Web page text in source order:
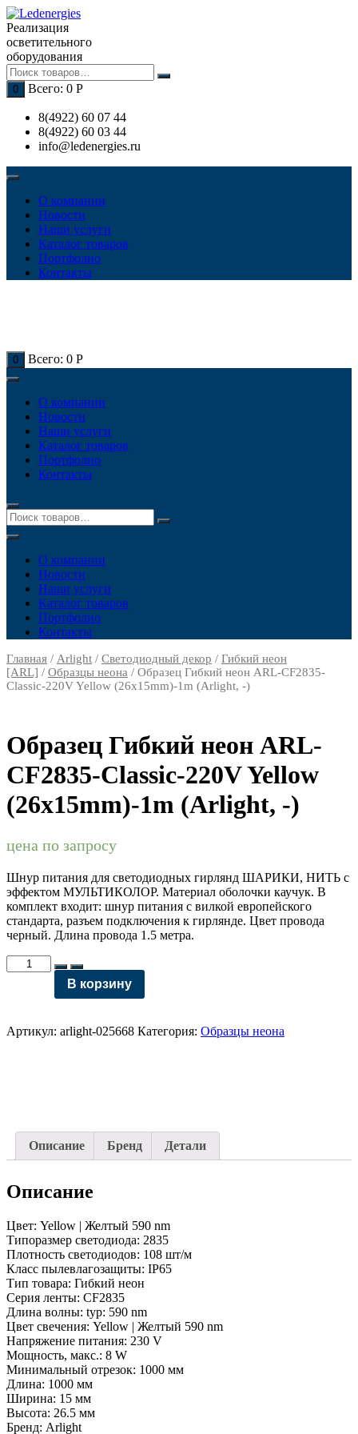
Перейти
к
содержимому
Реализация
осветительного
оборудования
0 Всего: 0 Р
8(4922) 60 07 44
8(4922) 60 03 44
info@ledenergies.ru
О компании
Новости
Наши услуги
Каталог товаров
Портфолио
Контакты
0 Всего: 0 Р
О компании
Новости
Наши услуги
Каталог товаров
Портфолио
Контакты
О компании
Новости
Наши услуги
Каталог товаров
Портфолио
Контакты
Главная / Arlight / Светодиодный декор / Гибкий неон
[ARL] / Образцы неона / Образец Гибкий неон ARL-CF2835-
Classic-220V Yellow (26x15mm)-1m (Arlight, -)
Образец Гибкий неон ARL-
CF2835-Classic-220V Yellow
(26x15mm)-1m (Arlight, -)
цена по запросу
Шнур питания для светодиодных гирлянд ШАРИКИ, НИТЬ c
эффектом МУЛЬТИКОЛОР. Материал оболочки каучук. В
комплект входит: шнур питания с вилкой европейского
стандарта, разъем подключения к гирлянде. Цвет провода
черный. Длина провода 1.5 метра.
Количество
товара
ARL-
В корзину
Артикул: arlight-025668 Категория: Образцы неона
Описание Бренд Детали
Описание
Цвет: Yellow | Желтый 590 nm
Типоразмер светодиода: 2835
Плотность светодиодов: 108 шт/м
Класс пылевлагозащиты: IP65
Тип товара: Гибкий неон
Серия ленты: CF2835
Длина волны: typ: 590 nm
Цвет свечения: Yellow | Желтый 590 nm
Напряжение питания: 230 V
Мощность, макс.: 8 W
Минимальный отрезок: 1000 мм
Длина: 1000 мм
Ширина: 15 мм
Высота: 26.5 мм
Бренд: Arlight